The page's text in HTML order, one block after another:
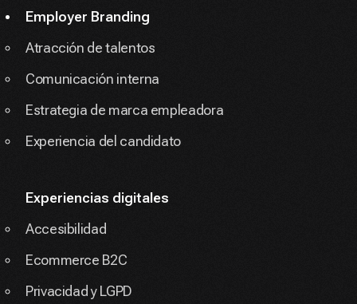
Employer Branding
Atracción de talentos
Comunicación interna
Estrategia de marca empleadora
Experiencia del candidato
Experiencias digitales
Accesibilidad
Ecommerce B2C
Privacidad y LGPD